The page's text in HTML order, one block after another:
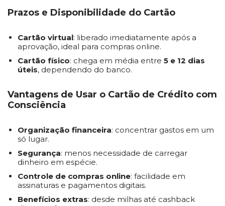
Prazos e Disponibilidade do Cartão
Cartão virtual: liberado imediatamente após a
aprovação, ideal para compras online.
Cartão físico: chega em média entre 5 e 12 dias
úteis, dependendo do banco.
Vantagens de Usar o Cartão de Crédito com
Consciência
Organização financeira: concentrar gastos em um
só lugar.
Segurança: menos necessidade de carregar
dinheiro em espécie.
Controle de compras online: facilidade em
assinaturas e pagamentos digitais.
Benefícios extras: desde milhas até cashback